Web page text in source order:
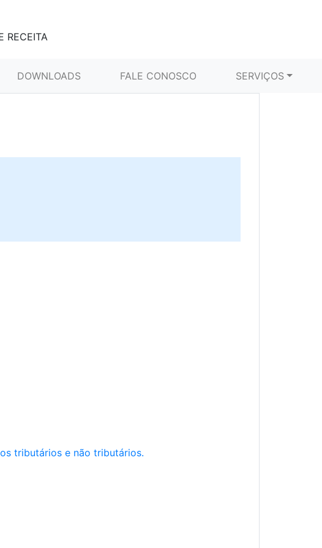
RECEITA
DOWNLOADS FALE CONOSCO SERVIÇOS
tributários e não tributários.